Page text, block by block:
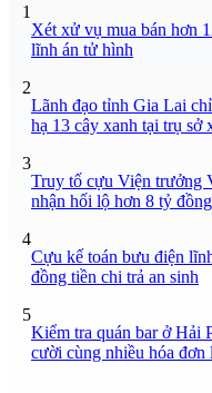
1
Xét xử vụ mua bán hơn
lĩnh án tử hình
2
Lãnh đạo tỉnh Gia Lai
hạ 13 cây xanh tại trụ sở
3
Truy tố cựu Viện trưởng
nhận hối lộ hơn 8 tỷ đồng
4
Cựu kế toán bưu điện
đồng tiền chi trả an sinh
5
Kiểm tra quán bar ở Hải
cười cùng nhiều hóa đơn